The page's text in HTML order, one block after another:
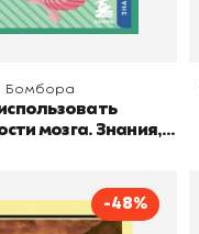
Бомбора
мозга. Знания,
-48%